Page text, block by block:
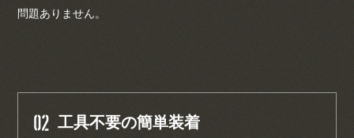
問題ありません。
02 工具不要の簡単装着